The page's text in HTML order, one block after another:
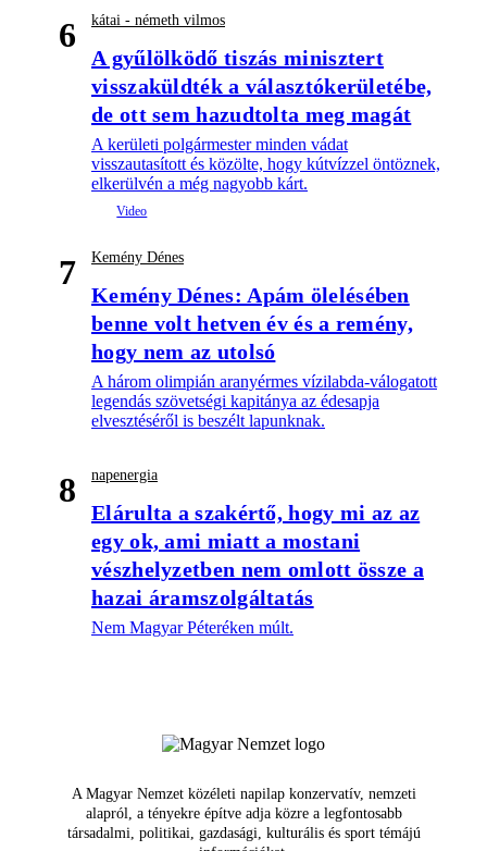
6 kátai - németh vilmos
A gyűlölködő tiszás minisztert
visszaküldték a választókerületébe,
de ott sem hazudtolta meg magát
A kerületi polgármester minden vádat
visszautasított és közölte, hogy kútvízzel öntöznek,
elkerülvén a még nagyobb kárt.
7 Kemény Dénes
Kemény Dénes: Apám ölelésében
benne volt hetven év és a remény,
hogy nem az utolsó
A három olimpián aranyérmes vízilabda-válogatott
legendás szövetségi kapitánya az édesapja
elvesztéséről is beszélt lapunknak.
8 napenergia
Elárulta a szakértő, hogy mi az az
egy ok, ami miatt a mostani
vészhelyzetben nem omlott össze a
hazai áramszolgáltatás
Nem Magyar Péteréken múlt.
A Magyar Nemzet közéleti napilap konzervatív, nemzeti
alapról, a tényekre építve adja közre a legfontosabb
társadalmi, politikai, gazdasági, kulturális és sport témájú